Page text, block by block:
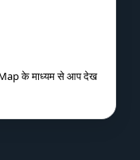
के माध्यम से आप देख